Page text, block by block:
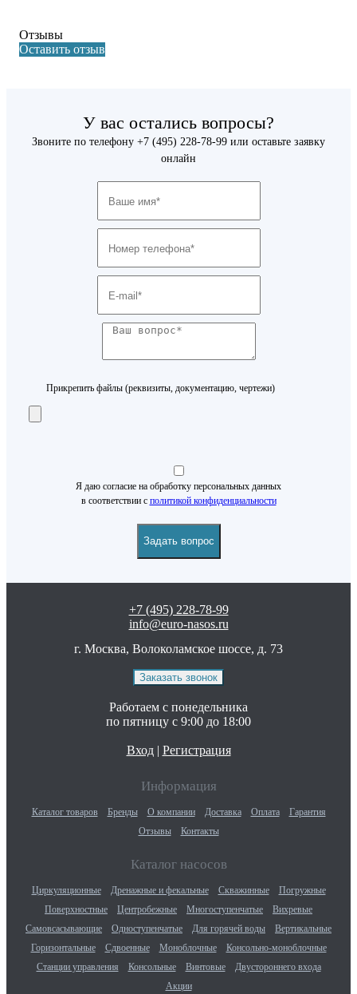
Отзывы
Оставить отзыв
У вас остались вопросы?
Звоните по телефону +7 (495) 228-78-99 или оставьте заявку
онлайн
Прикрепить файлы (реквизиты, документацию, чертежи)
Я даю согласие на обработку персональных данных
в соответствии с политикой конфиденциальности
+7 (495) 228-78-99
info@euro-nasos.ru
г. Москва, Волоколамское шоссе, д. 73
Работаем с понедельника
по пятницу с 9:00 до 18:00
Вход | Регистрация
Информация
Каталог товаров Бренды О компании Доставка Оплата
Гарантия
Отзывы
Контакты
Каталог насосов
Циркуляционные Дренажные и фекальные Скважинные
Погружные
Поверхностные
Центробежные Многоступенчатые
Вихревые
Самовсасывающие
Одноступенчатые Для горячей воды
Вертикальные
Горизонтальные
Сдвоенные Моноблочные
Консольно-моноблочные
Станции управления
Консольные Винтовые
Двустороннего входа
Акции